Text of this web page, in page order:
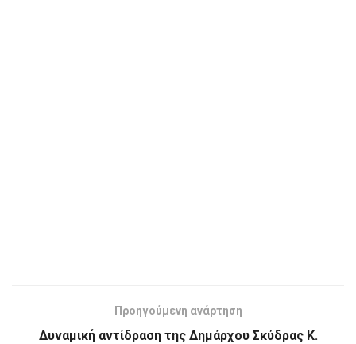
Προηγούμενη ανάρτηση
Δυναμική αντίδραση της Δημάρχου Σκύδρας Κ.